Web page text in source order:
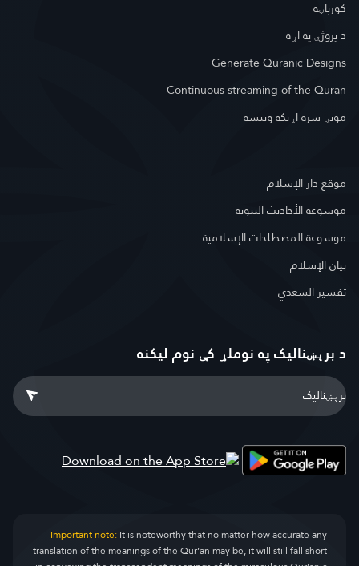
کور‌پاڼه
د پروژې په اړه
Generate Quranic Designs
Continuous streaming of the Quran
مونږ سره اړیکه ونیسه
موقع دار الإسلام
موسوعة الأحاديث النبوية
موسوعة المصطلحات الإسلامية
بيان الإسلام
تفسير السعدي
د برېښنالیک په نوملړ کې نوم لیکنه
Important note:It is noteworthy that no matter how accurate any
translation of the meanings of the Qur’an may be, it will still fall short